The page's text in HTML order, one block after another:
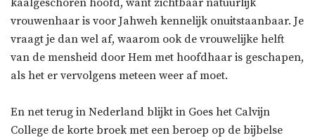
vrouwenhaar is voor Jahweh kennelijk onuitstaanbaar. Je
vraagt je dan wel af, waarom ook de vrouwelijke helft
van de mensheid door Hem met hoofdhaar is geschapen,
als het er vervolgens meteen weer af moet.
En net terug in Nederland blijkt in Goes het Calvijn
College de korte broek met een beroep op de bijbelse